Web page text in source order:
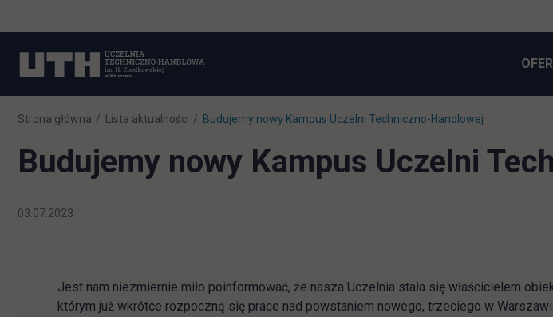
Strona główna Lista aktualności Budujemy nowy Kampus Uczelni Techniczno-Handlowej
Budujemy nowy Kampus Uczelni
03.07.2023
Jest nam niezmiernie miło poinformować, że nasza Uczelnia stała się właścicielem
którym już wkrótce rozpoczną się prace nad powstaniem nowego, trzeciego w